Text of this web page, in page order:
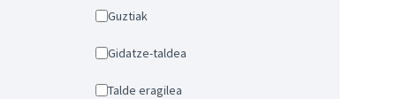
Guztiak
Gidatze-taldea
Talde eragilea